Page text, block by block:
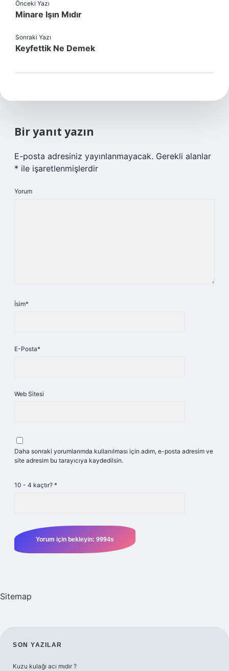
Önceki Yazı
Minare Işın Mıdır
Sonraki Yazı
Keyfettik Ne Demek
Bir yanıt yazın
E-posta adresiniz yayınlanmayacak. Gerekli alanlar
* ile işaretlenmişlerdir
Yorum
İsim*
E-Posta*
Web Sitesi
Daha sonraki yorumlarımda kullanılması için adım, e-posta adresim ve
site adresim bu tarayıcıya kaydedilsin.
10 - 4 kaçtır? *
Sitemap
SIDEBAR
SON YAZILAR
Kuzu kulağı acı mıdır ?